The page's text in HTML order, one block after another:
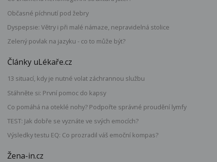
Občasné píchnutí pod žebry
Dyspepsie: Větry i při malé námaze, nepravidelná stolice
Zelený povlak na jazyku - co to může být?
Články uLékaře.cz
13 situací, kdy je nutné volat záchrannou službu
Stáhněte si: První pomoc do kapsy
Co pomáhá na oteklé nohy? Podpořte správné proudění lymfy
TEST: Jak dobře se vyznáte ve svých emocích?
Výsledky testu EQ: Co prozradil váš emoční kompas?
Žena-in.cz